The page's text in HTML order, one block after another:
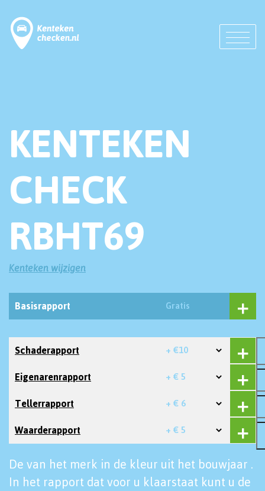
KENTEKEN
CHECK
RBHT69
Kenteken wijzigen
Basisrapport Gratis
Schaderapport + €10
Eigenarenrapport + € 5
Tellerrapport + € 6
Waarderapport + € 5
De van het merk in de kleur uit het bouwjaar .
In het rapport dat voor u klaarstaat kunt u de